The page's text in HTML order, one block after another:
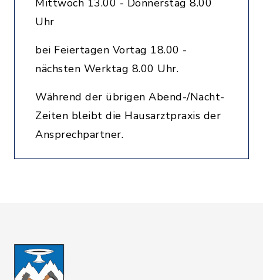
Mittwoch 13.00 - Donnerstag 8.00
Uhr
bei Feiertagen Vortag 18.00 -
nächsten Werktag 8.00 Uhr.
Während der übrigen Abend-/Nacht-
Zeiten bleibt die Hausarztpraxis der
Ansprechpartner.